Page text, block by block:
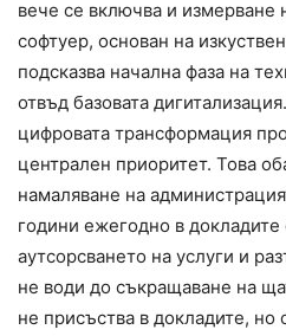
вече се включва и измерване
софтуер, основан на
подсказва начална фаза на
отвъд базовата
цифровата трансформация
централен приоритет. Това
намаляване на
години ежегодно в
аутсорсването на услуги и
не води до съкращаване на
не присъства в докладите,